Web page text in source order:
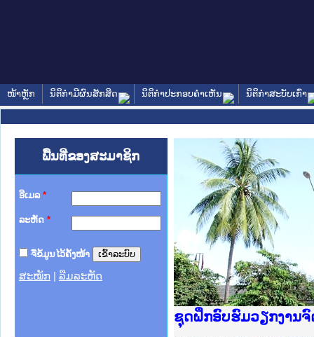
ໜ້າຫຼັກ ນິຕິກໍາມີຜົນສັກສິດ ນິຕິກໍາປະກອບຄໍາເຫັນ ນິຕິກໍາສະບັບເກົ່າ
ພື້ນທີ່ຂອງສະມາຊິກ
ອີເມລ *
ລະຫັດ *
ຈື່ຂໍ້ມູນໄວ້ຄັ້ງໜ້າ
ສະໝັກ ລືມລະຫັດ
Ministry of Justice
ເຜີຍແຜ່ວັບໄຊຈົດໝາຍ
ກະຊວງຍຸຕິທຳ
ຊຸດຝຶກອົບຮົມວຽກງານ
ກອງປະຊຸມທົບທວນຄືນ
ຝຶກອົບຮົມ ຜູ່ປະສານງາ
ຝຶກອົບຮົມ ຜູ່ປະສານງາ
ເຜີຍແຜ່ແອັບກົດໝາຍລ
ເຜີຍແຜ່ແອັບກົດໝາຍລ
ຍົກລະດັບວຽກງານຈົດ
ຊຸດຝຶກອົບຮົມວຽກງານ